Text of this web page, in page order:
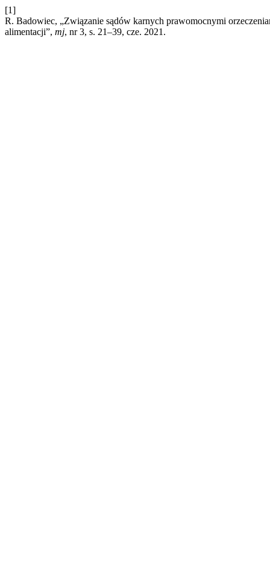
[1]
R. Badowiec, „Związanie sądów karnych prawomocnymi
alimentacji”, mj, nr 3, s. 21–39, cze. 2021.